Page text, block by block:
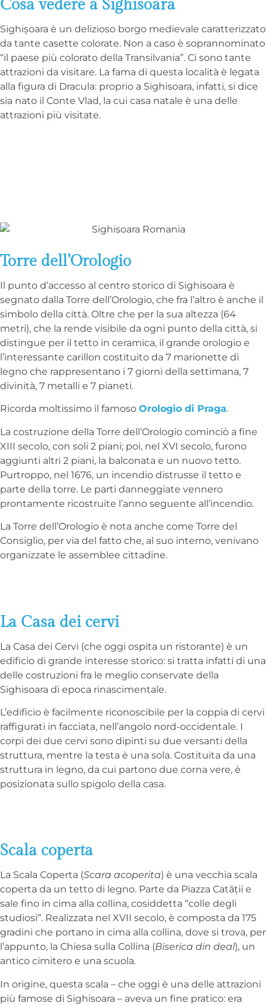
Cosa vedere a Sighisoara
Sighișoara è un delizioso borgo medievale caratterizzato
da tante casette colorate. Non a caso è soprannominato
“il paese più colorato della Transilvania”. Ci sono tante
attrazioni da visitare. La fama di questa località è legata
alla figura di Dracula: proprio a Sighisoara, infatti, si dice
sia nato il Conte Vlad, la cui casa natale è una delle
attrazioni più visitate.
Torre dell’Orologio
Il punto d’accesso al centro storico di Sighisoara è
segnato dalla Torre dell’Orologio, che fra l’altro è anche il
simbolo della città. Oltre che per la sua altezza (64
metri), che la rende visibile da ogni punto della città, si
distingue per il tetto in ceramica, il grande orologio e
l’interessante carillon costituito da 7 marionette di
legno che rappresentano i 7 giorni della settimana, 7
divinità, 7 metalli e 7 pianeti.
Ricorda moltissimo il famoso Orologio di Praga.
La costruzione della Torre dell’Orologio cominciò a fine
XIII secolo, con soli 2 piani; poi, nel XVI secolo, furono
aggiunti altri 2 piani, la balconata e un nuovo tetto.
Purtroppo, nel 1676, un incendio distrusse il tetto e
parte della torre. Le parti danneggiate vennero
prontamente ricostruite l’anno seguente all’incendio.
La Torre dell’Orologio è nota anche come Torre del
Consiglio, per via del fatto che, al suo interno, venivano
organizzate le assemblee cittadine.
La Casa dei cervi
La Casa dei Cervi (che oggi ospita un ristorante) è un
edificio di grande interesse storico: si tratta infatti di una
delle costruzioni fra le meglio conservate della
Sighisoara di epoca rinascimentale.
L’edificio è facilmente riconoscibile per la coppia di cervi
raffigurati in facciata, nell’angolo nord-occidentale. I
corpi dei due cervi sono dipinti su due versanti della
struttura, mentre la testa è una sola. Costituita da una
struttura in legno, da cui partono due corna vere, è
posizionata sullo spigolo della casa.
Scala coperta
La Scala Coperta (Scara acoperita) è una vecchia scala
coperta da un tetto di legno. Parte da Piazza Catății e
sale fino in cima alla collina, cosiddetta “colle degli
studiosi”. Realizzata nel XVII secolo, è composta da 175
gradini che portano in cima alla collina, dove si trova, per
l’appunto, la Chiesa sulla Collina (Biserica din deal), un
antico cimitero e una scuola.
In origine, questa scala – che oggi è una delle attrazioni
più famose di Sighisoara – aveva un fine pratico: era